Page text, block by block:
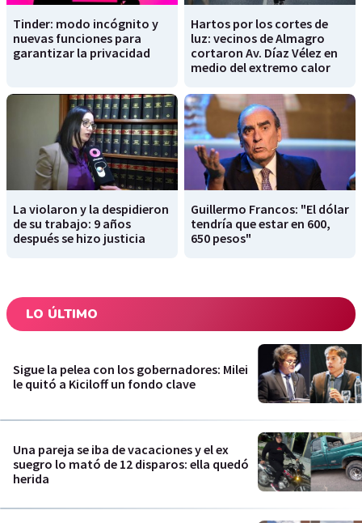
Tinder: modo incógnito y
nuevas funciones para
garantizar la privacidad
Hartos por los cortes de
luz: vecinos de Almagro
cortaron Av. Díaz Vélez en
medio del extremo calor
La violaron y la despidieron
de su trabajo: 9 años
después se hizo justicia
Guillermo Francos: "El dólar
tendría que estar en 600,
650 pesos"
LO ÚLTIMO
Sigue la pelea con los gobernadores: Milei
le quitó a Kiciloff un fondo clave
Una pareja se iba de vacaciones y el ex
suegro lo mató de 12 disparos: ella quedó
herida